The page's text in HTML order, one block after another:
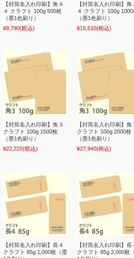
【封筒名入れ印刷】角Ａ
４ クラフト 100g 500枚
（墨1色刷り）
¥9,790(税込)
【封筒名入れ印刷】角
４ クラフト 100g 1000
（墨1色刷り）
¥16,610(税込)
【封筒名入れ印刷】角３
クラフト 100g 1500枚
（墨1色刷り）
¥22,220(税込)
【封筒名入れ印刷】角
クラフト 100g 2000枚
（墨1色刷り）
¥27,940(税込)
【封筒名入れ印刷】長４
クラフト 85g 1,000枚（墨
【封筒名入れ印刷】長
クラフト 85g 2,000枚